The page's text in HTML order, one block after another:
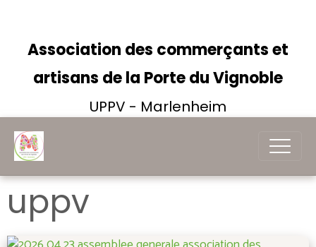
Association des commerçants et
artisans de la Porte du Vignoble
UPPV - Marlenheim
uppv